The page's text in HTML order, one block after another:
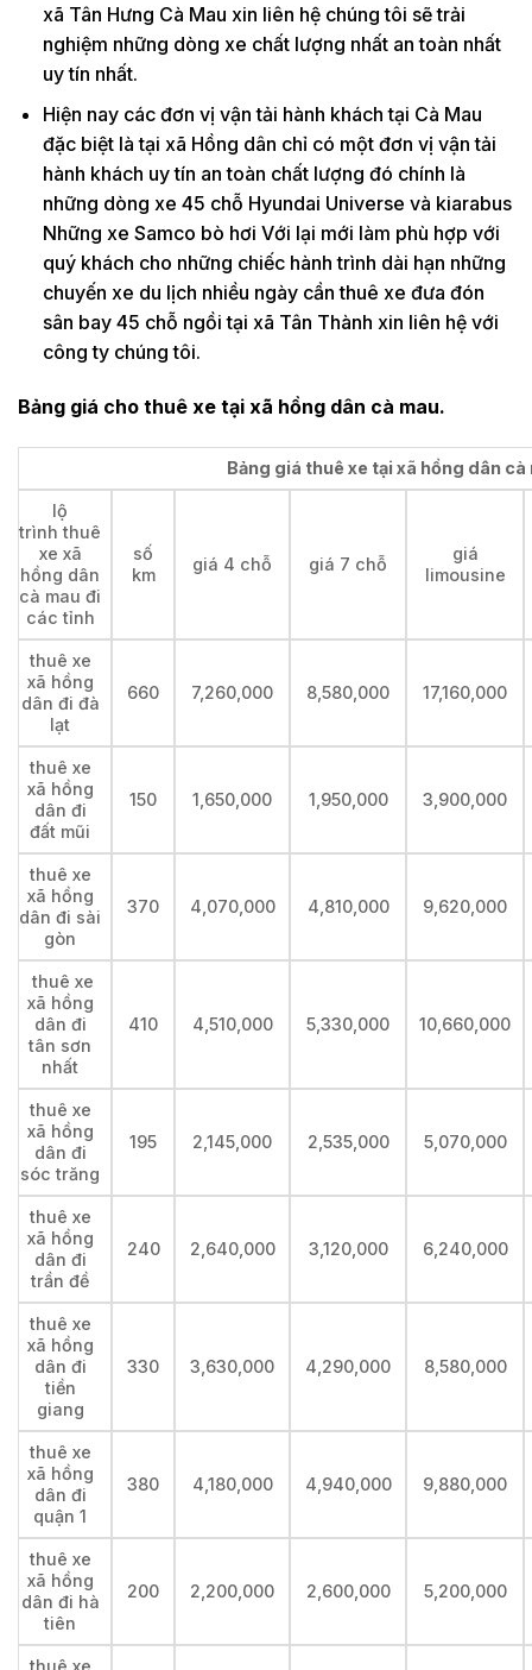
xã Tân Hưng Cà Mau xin liên hệ chúng tôi sẽ trải
nghiệm những dòng xe chất lượng nhất an toàn nhất
uy tín nhất.
Hiện nay các đơn vị vận tải hành khách tại Cà Mau
đặc biệt là tại xã Hồng dân chỉ có một đơn vị vận tải
hành khách uy tín an toàn chất lượng đó chính là
những dòng xe 45 chỗ Hyundai Universe và kiarabus
Những xe Samco bò hơi Với lại mới làm phù hợp với
quý khách cho những chiếc hành trình dài hạn những
chuyến xe du lịch nhiều ngày cần thuê xe đưa đón
sân bay 45 chỗ ngồi tại xã Tân Thành xin liên hệ với
công ty chúng tôi.
Bảng giá cho thuê xe tại xã hồng dân cà mau.
Bảng giá thuê xe tại xã hồng dân
lộ
trình thuê
xe xã
hồng dân
cà mau đi
các tỉnh
số
km
giá 4 chỗ giá 7 chỗ
giá
limousine
thuê xe
xã hồng
dân đi đà
lạt
660 7,260,000 8,580,000 17,160,000
thuê xe
xã hồng
dân đi
đất mũi
150 1,650,000 1,950,000 3,900,000
thuê xe
xã hồng
dân đi sài
gòn
370 4,070,000 4,810,000 9,620,000
thuê xe
xã hồng
dân đi
tân sơn
nhất
410 4,510,000 5,330,000 10,660,000
thuê xe
xã hồng
dân đi
sóc trăng
195 2,145,000 2,535,000 5,070,000
thuê xe
xã hồng
dân đi
trần đề
240 2,640,000 3,120,000 6,240,000
thuê xe
xã hồng
dân đi
tiền
giang
330 3,630,000 4,290,000 8,580,000
thuê xe
xã hồng
dân đi
quận 1
380 4,180,000 4,940,000 9,880,000
thuê xe
xã hồng
dân đi hà
tiên
200 2,200,000 2,600,000 5,200,000
thuê xe